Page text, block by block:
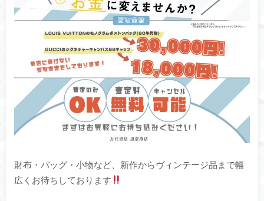
財布・バッグ・小物など、新作からヴィンテージ品まで幅
広くお待ちしております